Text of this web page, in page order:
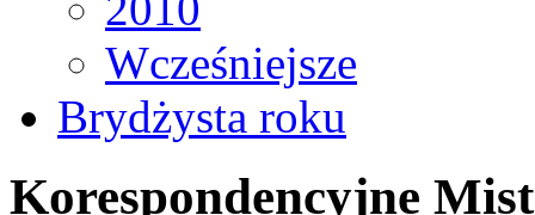
Wcześniejsze
Brydżysta roku
Korespondencyjne